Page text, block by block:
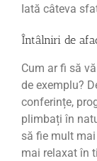
Iată câteva
Întâlniri de
Cum ar fi să
de exemplu?
conferințe,
plimbați în
să fie mult
mai relaxat în